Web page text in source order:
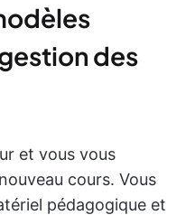
des
et vous vous
cours. Vous
pédagogique et